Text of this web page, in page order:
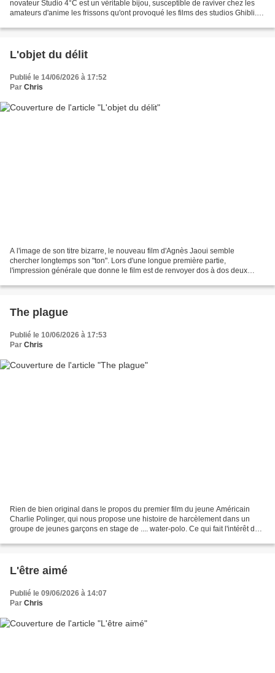
novateur Studio 4°C est un véritable bijou, susceptible de raviver chez les
amateurs d'anime les frissons qu'ont provoqué les films des studios Ghibli.
L'objet du délit
Publié le 14/06/2026 à 17:52
Par Chris
A l'image de son titre bizarre, le nouveau film d'Agnès Jaoui semble
chercher longtemps son "ton". Lors d'une longue première partie,
l'impression générale que donne le film est de renvoyer dos à dos deux
The plague
Publié le 10/06/2026 à 17:53
Par Chris
Rien de bien original dans le propos du premier film du jeune Américain
Charlie Polinger, qui nous propose une histoire de harcèlement dans un
groupe de jeunes garçons en stage de .... water-polo. Ce qui fait l'intérêt de
L'être aimé
Publié le 09/06/2026 à 14:07
Par Chris